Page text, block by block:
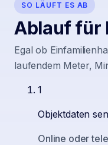
SO LÄUFT ES AB
Ablauf für
Egal ob
laufendem Meter,
1
Objektdaten
Online oder